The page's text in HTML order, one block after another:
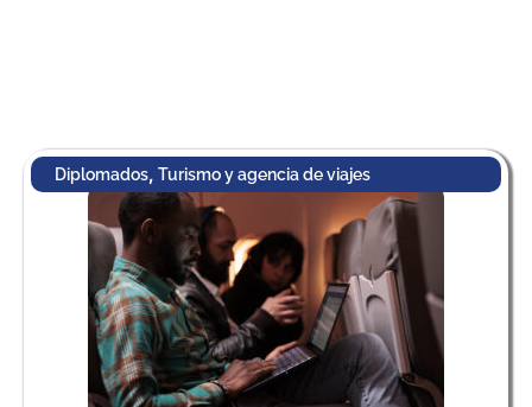
Diplomados,Turismo y agencia de viajes